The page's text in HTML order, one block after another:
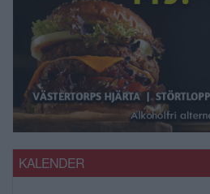
KALENDER